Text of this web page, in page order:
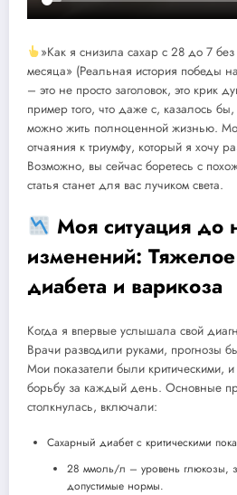
»Как я снизила сахар с 28 до 7
месяца» (Реальная история победы
– это не просто заголовок, это
пример того, что даже с, казалось
можно жить полноценной жизнью.
отчаяния к триумфу, который я хочу
Возможно, вы сейчас боретесь с
статья станет для вас лучиком света.
Моя ситуация до
изменений:
диабета и варикоза
Когда я впервые услышала свой
Врачи разводили руками, прогнозы
Мои показатели были критическими,
борьбу за каждый день. Основные
столкнулась, включали:
Сахарный диабет с критическими
28 ммоль/л – уровень глюкозы,
допустимые нормы.